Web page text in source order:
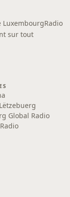
LuxembourgRadio
sur tout
Global Radio